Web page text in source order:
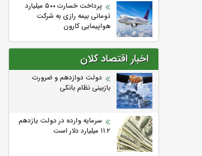
پرداخت خسارت ۵۰۰ میلیارد
تومانی بیمه رازی به شرکت
هواپیمایی کارون
اخبار اقتصاد کلان
دولت دوازدهم و ضرورت
بازبینی نظام بانکی
سرمایه وارده در دولت یازدهم
۱۱.۲ میلیارد دلار است